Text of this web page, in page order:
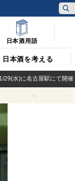
日本酒を考える
日本酒用語
29(水)に名古屋駅にて開催